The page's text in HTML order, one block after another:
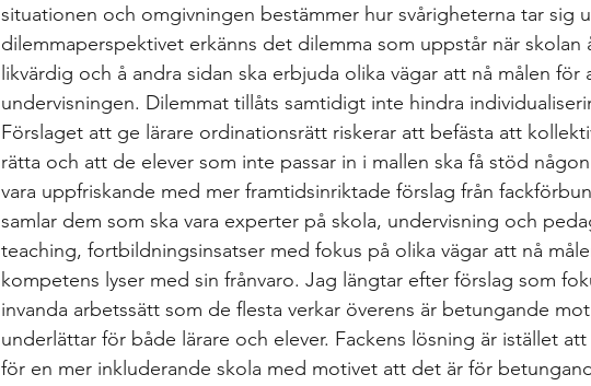
situationen och omgivningen bestämmer hur svårigheterna tar sig
dilemmaperspektivet erkänns det dilemma som uppstår när skolan
likvärdig och å andra sidan ska erbjuda olika vägar att nå målen för
undervisningen. Dilemmat tillåts samtidigt inte hindra
Förslaget att ge lärare ordinationsrätt riskerar att befästa att
rätta och att de elever som inte passar in i mallen ska få stöd
vara uppfriskande med mer framtidsinriktade förslag från
samlar dem som ska vara experter på skola, undervisning och
teaching, fortbildningsinsatser med fokus på olika vägar att nå
kompetens lyser med sin frånvaro. Jag längtar efter förslag som
invanda arbetssätt som de flesta verkar överens är betungande
underlättar för både lärare och elever. Fackens lösning är istället
för en mer inkluderande skola med motivet att det är för